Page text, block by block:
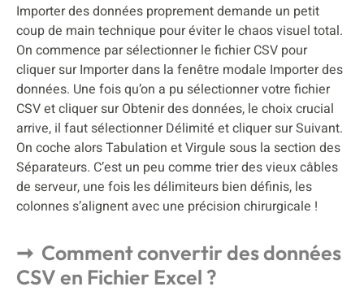
Importer des données proprement demande un petit
coup de main technique pour éviter le chaos visuel total.
On commence par sélectionner le fichier CSV pour
cliquer sur Importer dans la fenêtre modale Importer des
données. Une fois qu’on a pu sélectionner votre fichier
CSV et cliquer sur Obtenir des données, le choix crucial
arrive, il faut sélectionner Délimité et cliquer sur Suivant.
On coche alors Tabulation et Virgule sous la section des
Séparateurs. C’est un peu comme trier des vieux câbles
de serveur, une fois les délimiteurs bien définis, les
colonnes s’alignent avec une précision chirurgicale !
Comment convertir des données
CSV en Fichier Excel ?